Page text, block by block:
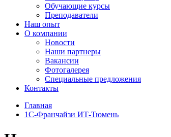
Обучающие курсы
Преподаватели
Наш опыт
О компании
Новости
Наши партнеры
Вакансии
Фотогалерея
Специальные предложения
Контакты
Главная
1С-Франчайзи ИТ-Тюмень